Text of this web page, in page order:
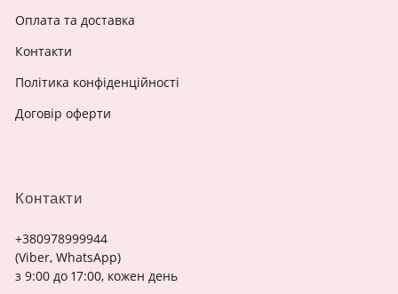
Контакти
+380978999944
(Viber, WhatsApp)
з 9:00 до 17:00, кожен день
Оплата та доставка
Контакти
Політика конфіденційності
Договір оферти